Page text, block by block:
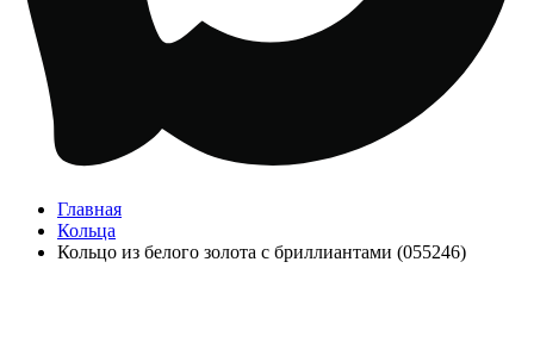
Главная
Кольца
Кольцо из белого золота с бриллиантами (055246)